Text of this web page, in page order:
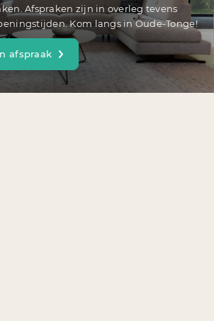
Afspraken zijn in overleg tevens
Kom langs in Oude-Tonge!
afspraak